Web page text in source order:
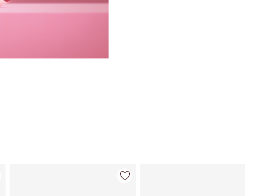
Artículo 4 de 26